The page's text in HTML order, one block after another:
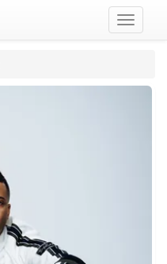
Växla
meny